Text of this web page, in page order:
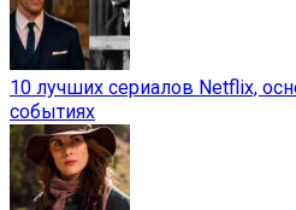
10 лучших сериалов Netflix,
событиях